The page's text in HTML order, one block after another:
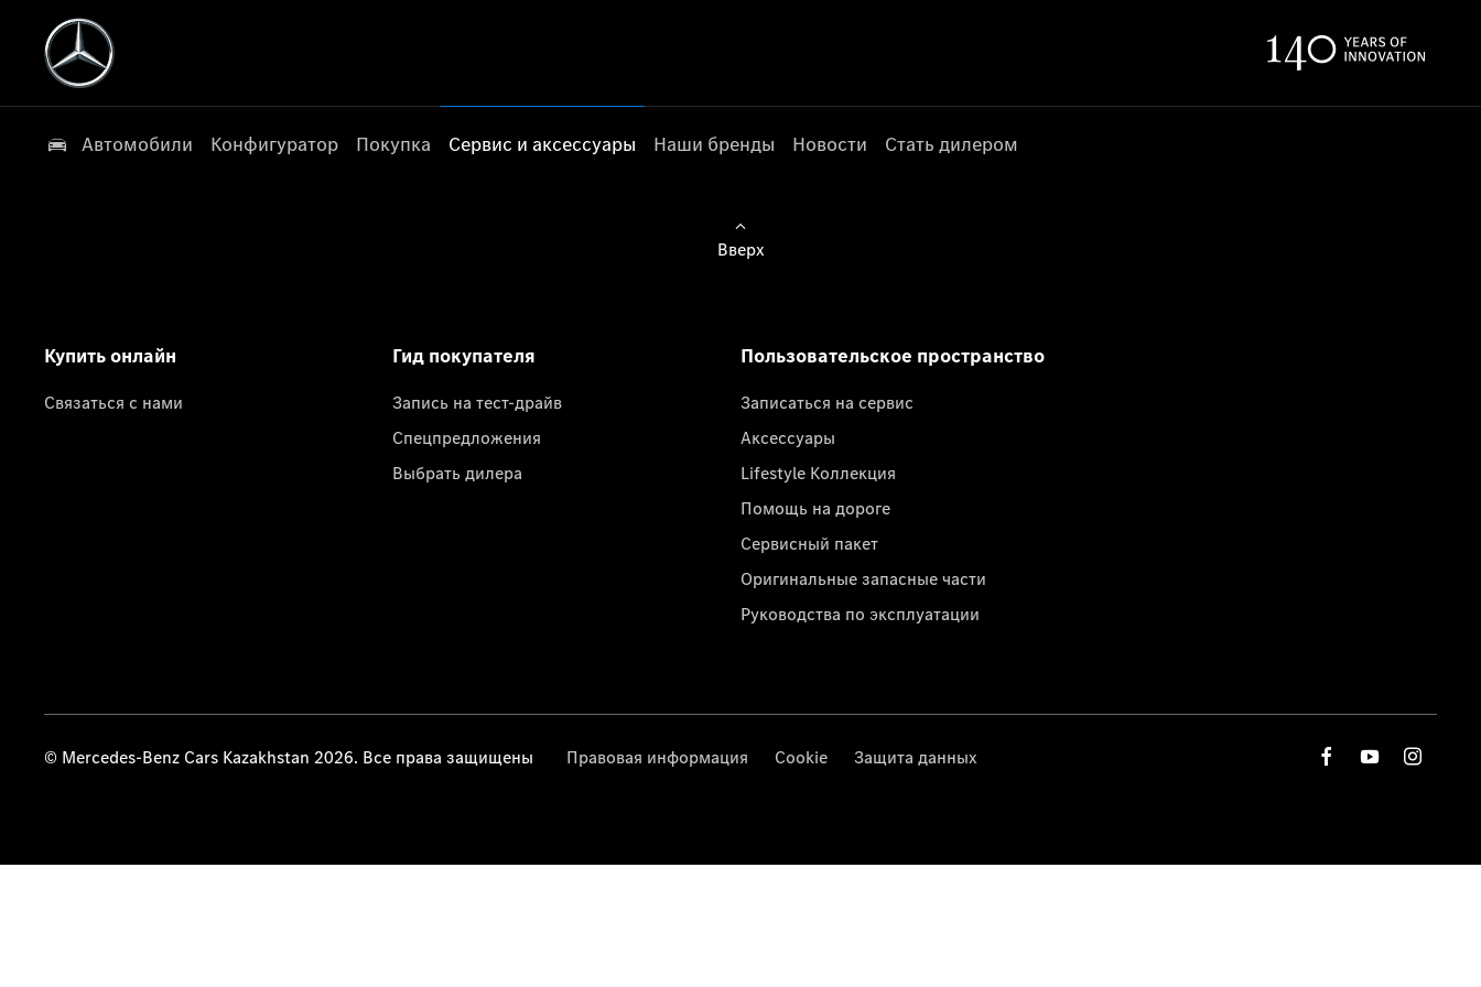
Автомобили Конфигуратор Покупка Сервис и аксессуары Наши бренды Новости Стать дилером
Вверх
Купить онлайн
Связаться с нами
Гид покупателя
Запись на тест-драйв
Спецпредложения
Выбрать дилера
Пользовательское пространство
Записаться на сервис
Аксессуары
Lifestyle Коллекция
Помощь на дороге
Сервисный пакет
Оригинальные запасные части
Руководства по эксплуатации
© Mercedes-Benz Cars Kazakhstan 2026. Все права защищены Правовая информация Cookie Защита данных